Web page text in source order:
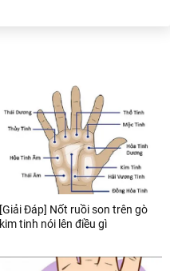
[Giải Đáp] Nốt ruồi son trên gò
kim tinh nói lên điều gì